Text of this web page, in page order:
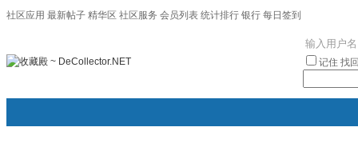
社区应用 最新帖子 精华区 社区服务 会员列表 统计排行 银行 每日签到
记住 找